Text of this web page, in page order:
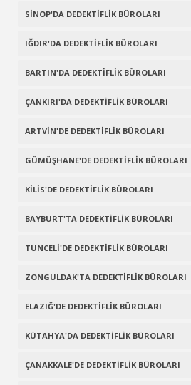
SİNOP'DA DEDEKTİFLİK BÜROLARI
IĞDIR'DA DEDEKTİFLİK BÜROLARI
BARTIN'DA DEDEKTİFLİK BÜROLARI
ÇANKIRI'DA DEDEKTİFLİK BÜROLARI
ARTVİN'DE DEDEKTİFLİK BÜROLARI
GÜMÜŞHANE'DE DEDEKTİFLİK BÜROLARI
KİLİS'DE DEDEKTİFLİK BÜROLARI
BAYBURT'TA DEDEKTİFLİK BÜROLARI
TUNCELİ'DE DEDEKTİFLİK BÜROLARI
ZONGULDAK'TA DEDEKTİFLİK BÜROLARI
ELAZIĞ'DE DEDEKTİFLİK BÜROLARI
KÜTAHYA'DA DEDEKTİFLİK BÜROLARI
ÇANAKKALE'DE DEDEKTİFLİK BÜROLARI